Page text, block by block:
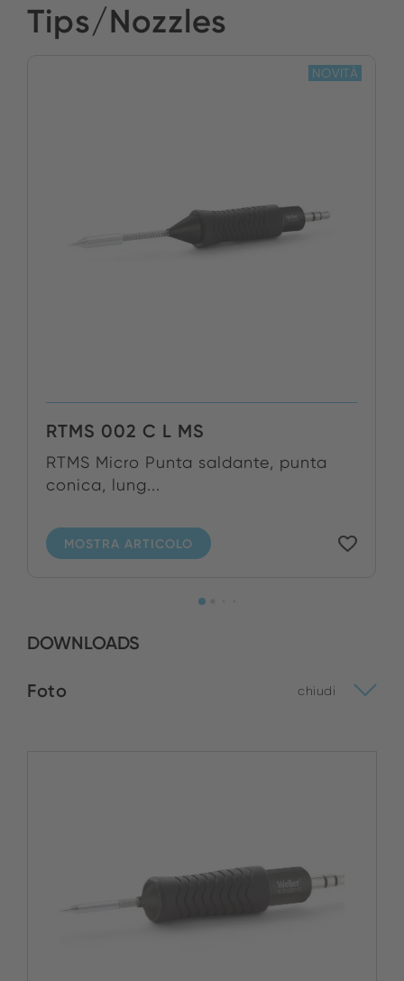
Tips/Nozzles
RTMS 002 C L MS
RTMS Micro Punta saldante, punta
conica, lung...
MOSTRA ARTICOLO
NOVITÀ
DOWNLOADS
Foto chiudi